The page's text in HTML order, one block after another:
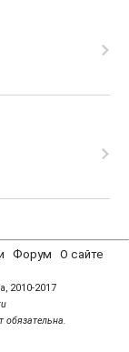
Форум
О сайте
2010-2017